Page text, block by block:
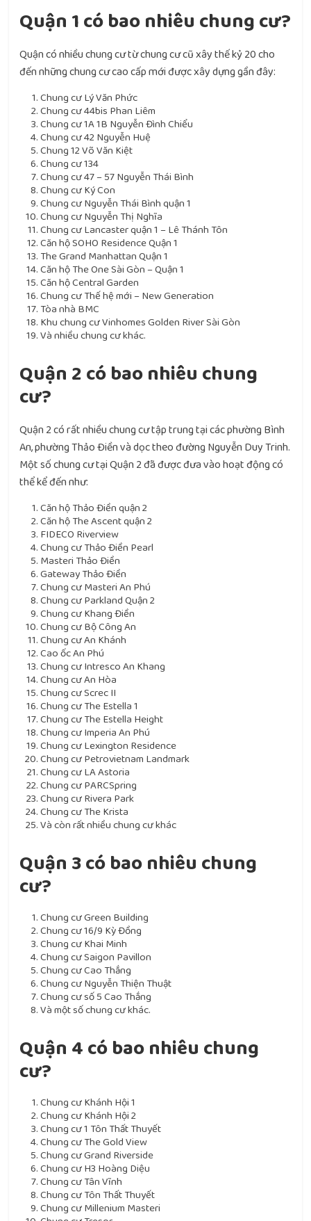
Quận 1 có bao nhiêu chung cư?
Quận có nhiều chung cư từ chung cư cũ xây thế kỷ 20 cho
đến những chung cư cao cấp mới được xây dựng gần đây:
Chung cư Lý Văn Phức
Chung cư 44bis Phan Liêm
Chung cư 1A 1B Nguyễn Đình Chiểu
Chung cư 42 Nguyễn Huệ
Chung 12 Võ Văn Kiệt
Chung cư 134
Chung cư 47 – 57 Nguyễn Thái Bình
Chung cư Ký Con
Chung cư Nguyễn Thái Bình quận 1
Chung cư Nguyễn Thị Nghĩa
Chung cư Lancaster quận 1 – Lê Thánh Tôn
Căn hộ SOHO Residence Quận 1
The Grand Manhattan Quận 1
Căn hộ The One Sài Gòn – Quận 1
Căn hộ Central Garden
Chung cư Thế hệ mới – New Generation
Tòa nhà BMC
Khu chung cư Vinhomes Golden River Sài Gòn
Và nhiều chung cư khác.
Quận 2 có bao nhiêu chung
cư?
Quận 2 có rất nhiều chung cư tập trung tại các phường Bình
An, phường Thảo Điền và dọc theo đường Nguyễn Duy Trinh.
Một số chung cư tại Quận 2 đã được đưa vào hoạt động có
thể kể đến như:
Căn hộ Thảo Điền quận 2
Căn hộ The Ascent quận 2
FIDECO Riverview
Chung cư Thảo Điền Pearl
Masteri Thảo Điền
Gateway Thảo Điền
Chung cư Masteri An Phú
Chung cư Parkland Quận 2
Chung cư Khang Điền
Chung cư Bộ Công An
Chung cư An Khánh
Cao ốc An Phú
Chung cư Intresco An Khang
Chung cư An Hòa
Chung cư Screc II
Chung cư The Estella 1
Chung cư The Estella Height
Chung cư Imperia An Phú
Chung cư Lexington Residence
Chung cư Petrovietnam Landmark
Chung cư LA Astoria
Chung cư PARCSpring
Chung cư Rivera Park
Chung cư The Krista
Và còn rất nhiều chung cư khác
Quận 3 có bao nhiêu chung
cư?
Chung cư Green Building
Chung cư 16/9 Kỳ Đồng
Chung cư Khai Minh
Chung cư Saigon Pavillon
Chung cư Cao Thắng
Chung cư Nguyễn Thiện Thuật
Chung cư số 5 Cao Thắng
Và một số chung cư khác.
Quận 4 có bao nhiêu chung
cư?
Chung cư Khánh Hội 1
Chung cư Khánh Hội 2
Chung cư 1 Tôn Thất Thuyết
Chung cư The Gold View
Chung cư Grand Riverside
Chung cư H3 Hoàng Diệu
Chung cư Tân Vĩnh
Chung cư Tôn Thất Thuyết
Chung cư Millenium Masteri